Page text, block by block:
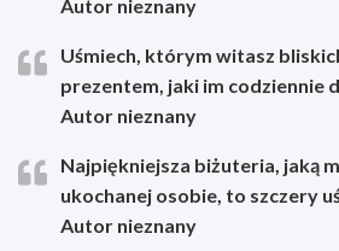
Autor nieznany
Uśmiech, którym witasz
prezentem, jaki im codziennie
Autor nieznany
Najpiękniejsza biżuteria, jaką
ukochanej osobie, to szczery
Autor nieznany